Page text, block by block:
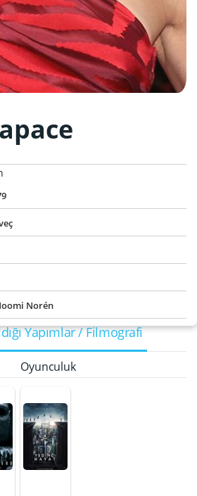
Norén
Yapımlar / Filmografi
Oyunculuk